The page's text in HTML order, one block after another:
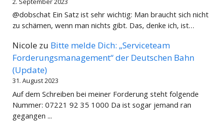
@dobschat Ein Satz ist sehr wichtig: Man braucht sich nicht
zu schämen, wenn man nichts gibt. Das, denke ich, ist…
Nicole zu Bitte melde Dich: „Serviceteam
Forderungsmanagement“ der Deutschen Bahn
(Update)
31. August 2023
Auf dem Schreiben bei meiner Forderung steht folgende
Nummer: 07221 92 35 1000 Da ist sogar jemand ran
gegangen ...